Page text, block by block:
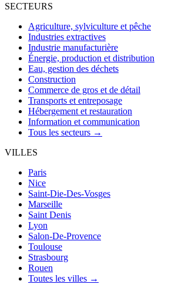
SECTEURS
Agriculture, sylviculture et pêche
Industries extractives
Industrie manufacturière
Énergie, production et distribution
Eau, gestion des déchets
Construction
Commerce de gros et de détail
Transports et entreposage
Hébergement et restauration
Information et communication
Tous les secteurs →
VILLES
Paris
Nice
Saint-Die-Des-Vosges
Marseille
Saint Denis
Lyon
Salon-De-Provence
Toulouse
Strasbourg
Rouen
Toutes les villes →